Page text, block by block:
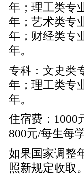
年；理工类专
年；艺术类专
年；财经类专
年。
专科：文史类
年；理工类专
年。
住宿费：1000
800元/每生每
如果国家调整
照新规定收取。